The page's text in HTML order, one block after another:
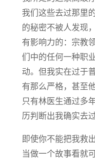
我们这些去过那里
的秘密不被人发现
有影响力的：宗教
们中的任何一种职
动。但我实在过于
有那么严格，甚至
只有林医生通过多
历判断出我确实去过
即使你不能把我救
当做一个故事看就